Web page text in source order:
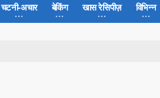
चटनी-अचार बेकिंग खास रेसिपीज़ विभिन्न